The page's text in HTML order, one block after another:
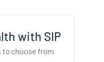
with SIP
to choose from